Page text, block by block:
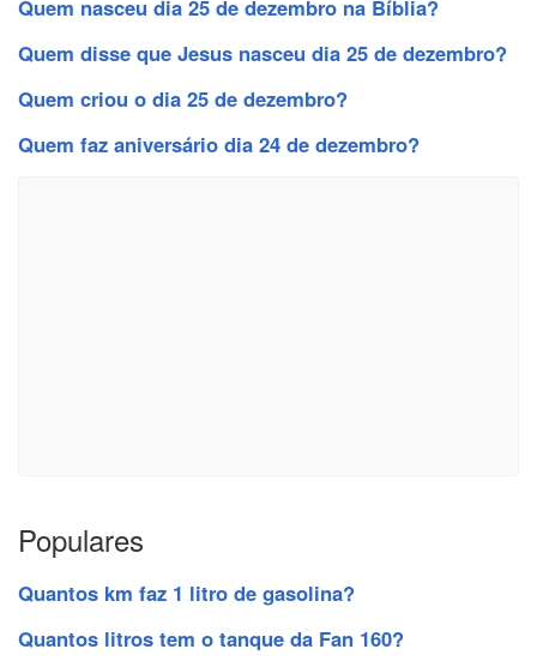
Quem nasceu dia 25 de dezembro na Bíblia?
Quem disse que Jesus nasceu dia 25 de dezembro?
Quem criou o dia 25 de dezembro?
Quem faz aniversário dia 24 de dezembro?
Populares
Quantos km faz 1 litro de gasolina?
Quantos litros tem o tanque da Fan 160?